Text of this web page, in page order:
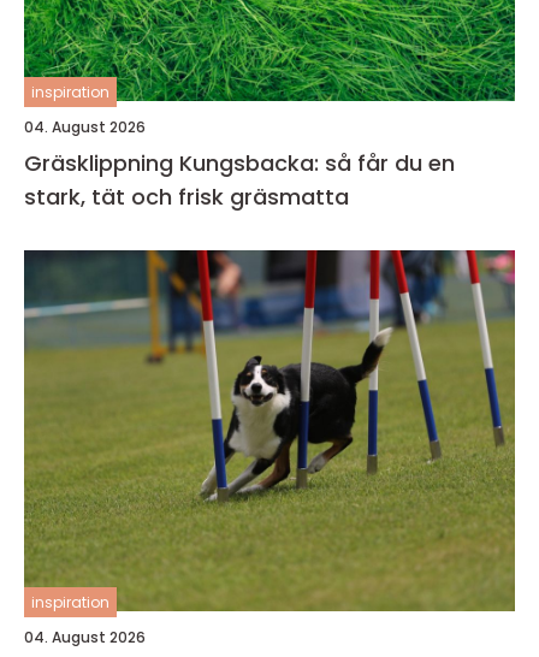
inspiration
04. August 2026
Gräsklippning Kungsbacka: så får du en
stark, tät och frisk gräsmatta
inspiration
04. August 2026